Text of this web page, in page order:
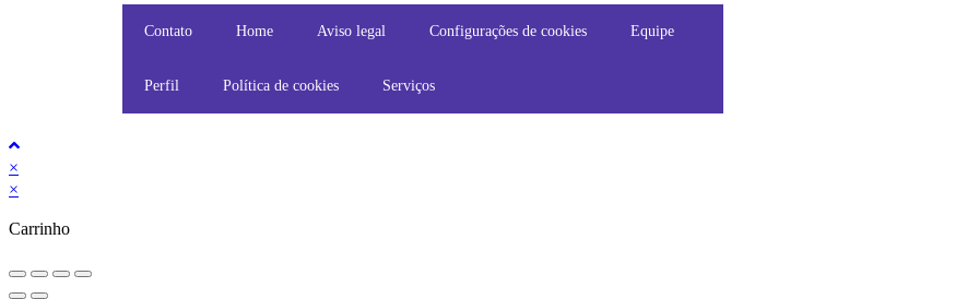
Contato Home Aviso legal Configurações de cookies Equipe
Perfil Política de cookies Serviços
×
×
Carrinho